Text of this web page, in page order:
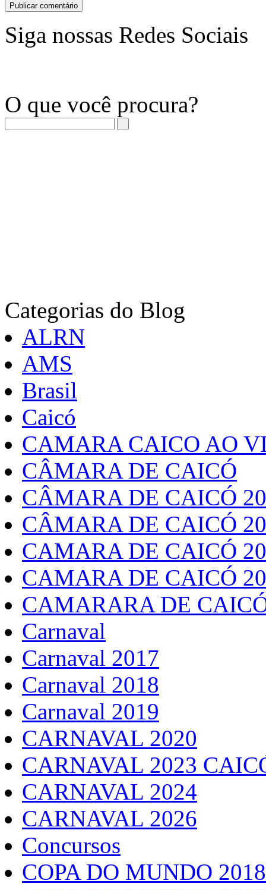
Siga nossas Redes Sociais
O que você procura?
Categorias do Blog
ALRN
AMS
Brasil
Caicó
CAMARA CAICO AO
CÂMARA DE CAICÓ
CÂMARA DE CAICÓ
CÂMARA DE CAICÓ
CAMARA DE CAICÓ
CAMARA DE CAICÓ
CAMARARA DE
Carnaval
Carnaval 2017
Carnaval 2018
Carnaval 2019
CARNAVAL 2020
CARNAVAL 2023
CARNAVAL 2024
CARNAVAL 2026
Concursos
COPA DO MUNDO 2018